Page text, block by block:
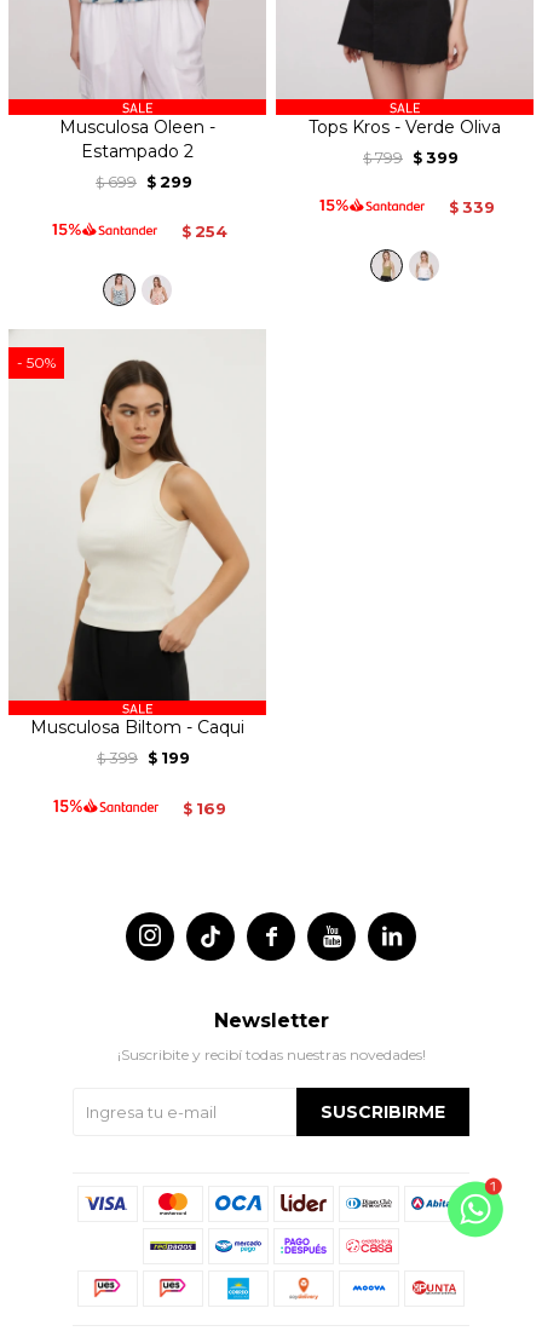
Musculosa Oleen -
Estampado 2
$ 699 $ 299
$ 254
Tops Kros - Verde Oliva
$ 799 $ 399
$ 339
50
Musculosa Biltom - Caqui
$ 399 $ 199
$ 169
 
 
Newsletter
¡Suscribite y recibí todas nuestras novedades!
SUSCRIBIRME